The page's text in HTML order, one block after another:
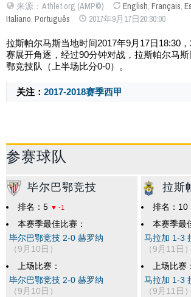
来源：Athlet.org (AMP©) English, Français,
Italiano, Português 2017年9月17日20:30:00
拉斯帕尔马斯当地时间2017年9月17日18:30
赛展开角逐，经过90分钟对战，拉斯帕尔马
鄂竞技队（上半场比分0-0）。
关注： 2017-2018赛季西甲
参赛球队
拉斯
排名：10
本赛季最
马拉加 1-3
（9月11日）
上场比赛：
马拉加 1-3
（9月11日）
毕尔巴鄂竞技
排名：5 -1
本赛季最佳比赛：
毕尔巴鄂竞技 2-0 赫罗纳
（9月10日）
上场比赛：
毕尔巴鄂竞技 2-0 赫罗纳
（9月10日）